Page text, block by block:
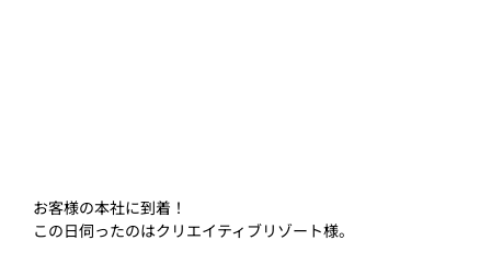
お客様の本社に到着！
この日伺ったのはクリエイティブリゾート様。